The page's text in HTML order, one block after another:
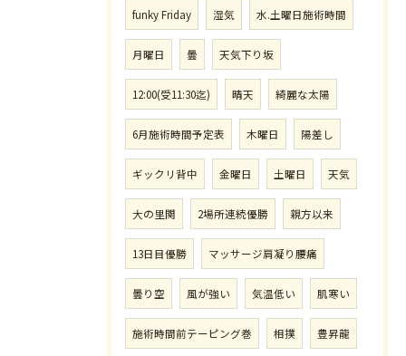
funky Friday 湿気 水.土曜日施術時間
月曜日 曇 天気下り坂
12:00(受11:30迄) 晴天 綺麗な太陽
6月施術時間予定表 木曜日 陽差し
ギックリ背中 金曜日 土曜日 天気
大の里関 2場所連続優勝 親方以来
13日目優勝 マッサージ肩凝り腰痛
曇り空 風が強い 気温低い 肌寒い
施術時間前テーピング巻 相撲 豊昇龍